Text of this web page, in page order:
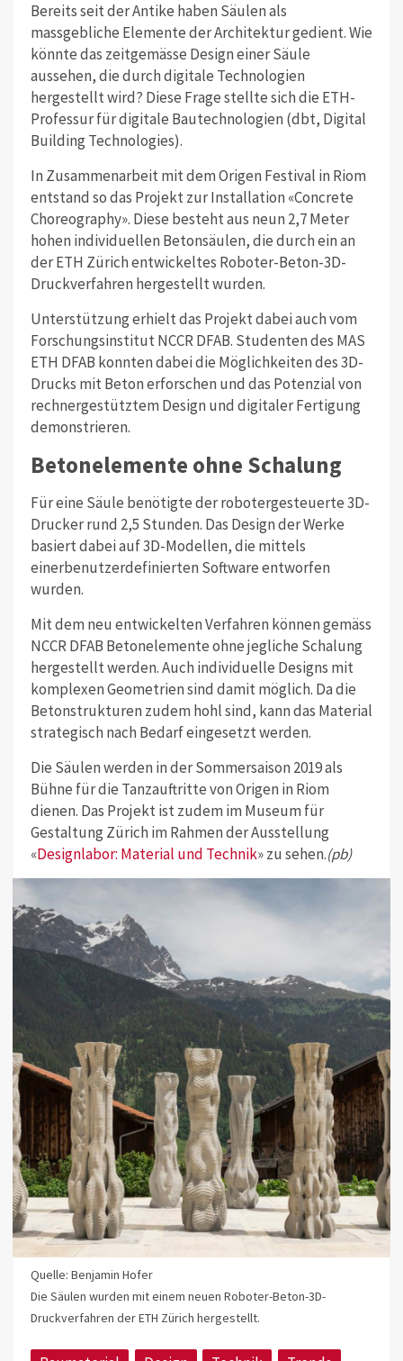
Bereits seit der Antike haben Säulen als
massgebliche Elemente der Architektur gedient. Wie
könnte das zeitgemässe Design einer Säule
aussehen, die durch digitale Technologien
hergestellt wird? Diese Frage stellte sich die ETH-
Professur für digitale Bautechnologien (dbt, Digital
Building Technologies).
In Zusammenarbeit mit dem Origen Festival in Riom
entstand so das Projekt zur Installation «Concrete
Choreography». Diese besteht aus neun 2,7 Meter
hohen individuellen Betonsäulen, die durch ein an
der ETH Zürich entwickeltes Roboter-Beton-3D-
Druckverfahren hergestellt wurden.
Unterstützung erhielt das Projekt dabei auch vom
Forschungsinstitut NCCR DFAB. Studenten des MAS
ETH DFAB konnten dabei die Möglichkeiten des 3D-
Drucks mit Beton erforschen und das Potenzial von
rechnergestütztem Design und digitaler Fertigung
demonstrieren.
Betonelemente ohne Schalung
Für eine Säule benötigte der robotergesteuerte 3D-
Drucker rund 2,5 Stunden. Das Design der Werke
basiert dabei auf 3D-Modellen, die mittels
einerbenutzerdefinierten Software entworfen
wurden.
Mit dem neu entwickelten Verfahren können gemäss
NCCR DFAB Betonelemente ohne jegliche Schalung
hergestellt werden. Auch individuelle Designs mit
komplexen Geometrien sind damit möglich. Da die
Betonstrukturen zudem hohl sind, kann das Material
strategisch nach Bedarf eingesetzt werden.
Die Säulen werden in der Sommersaison 2019 als
Bühne für die Tanzauftritte von Origen in Riom
dienen. Das Projekt ist zudem im Museum für
Gestaltung Zürich im Rahmen der Ausstellung
«Designlabor: Material und Technik» zu sehen.(pb)
Quelle: Benjamin Hofer
Die Säulen wurden mit einem neuen Roboter-Beton-3D-
Druckverfahren der ETH Zürich hergestellt.